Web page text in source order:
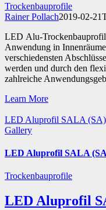
Trockenbauprofile
Rainer Pollach2019-02-
LED Alu-
Anwendung in
verschiedensten
werden und durch den
zahlreiche
Learn More
LED Aluprofil SALA (SA)
Gallery
LED Aluprofil SALA
Trockenbauprofile
LED Aluprofil